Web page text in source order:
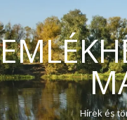
Hírek és